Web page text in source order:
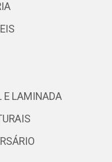
E LAMINADA